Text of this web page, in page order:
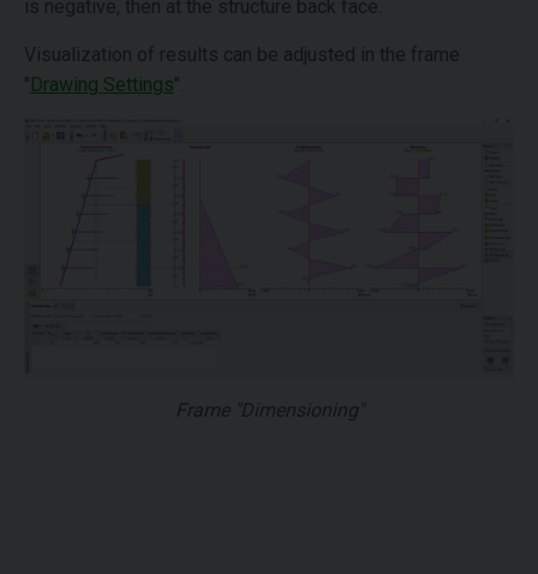
is negative, then at the structure back face.
Visualization of results can be adjusted in the frame
"Drawing Settings".
Frame "Dimensioning"